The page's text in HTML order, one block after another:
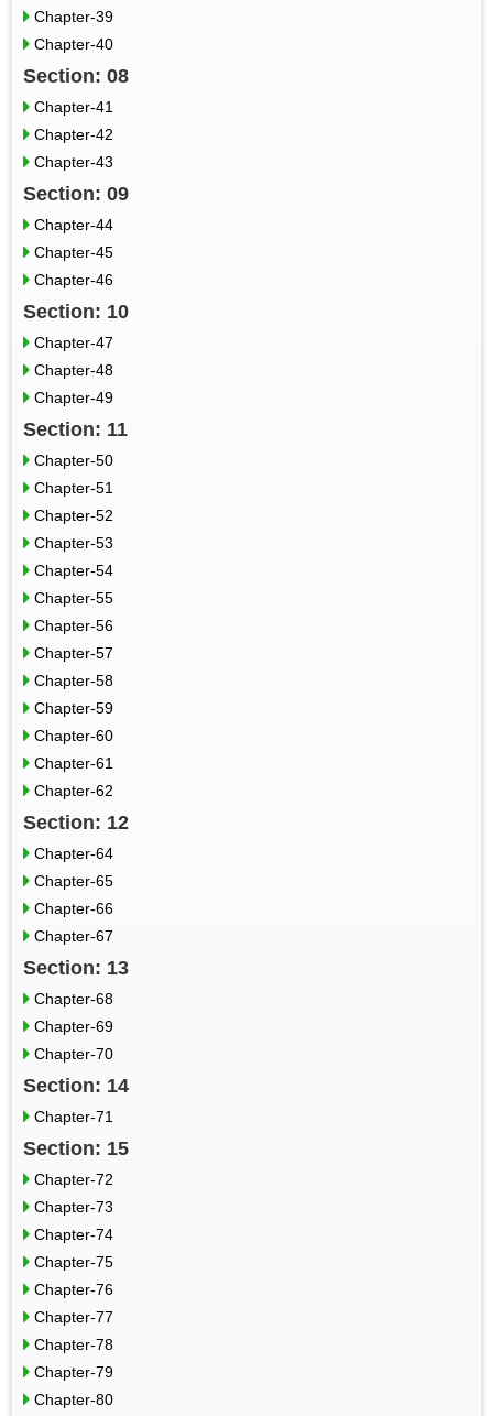
Chapter-39
Chapter-40
Section: 08
Chapter-41
Chapter-42
Chapter-43
Section: 09
Chapter-44
Chapter-45
Chapter-46
Section: 10
Chapter-47
Chapter-48
Chapter-49
Section: 11
Chapter-50
Chapter-51
Chapter-52
Chapter-53
Chapter-54
Chapter-55
Chapter-56
Chapter-57
Chapter-58
Chapter-59
Chapter-60
Chapter-61
Chapter-62
Section: 12
Chapter-64
Chapter-65
Chapter-66
Chapter-67
Section: 13
Chapter-68
Chapter-69
Chapter-70
Section: 14
Chapter-71
Section: 15
Chapter-72
Chapter-73
Chapter-74
Chapter-75
Chapter-76
Chapter-77
Chapter-78
Chapter-79
Chapter-80